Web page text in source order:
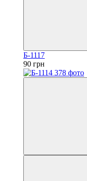
Б-1117
90 грн